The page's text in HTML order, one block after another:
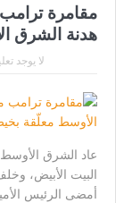
اعتقال مسلح قرب
الرئاسية..
هيكلية الجيش
“فيفا” يتراجع
مقامرة ترامب
هدنة الشرق
لا يوجد
عاد الشرق
البيت الأبيض،
أمضى الرئيس